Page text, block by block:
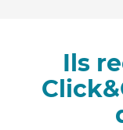
Ils